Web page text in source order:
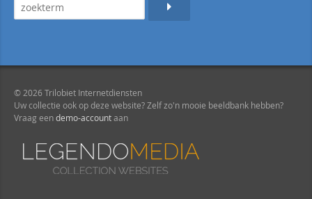
© 2026 Trilobiet Internetdiensten
Uw collectie ook op deze website? Zelf zo'n mooie beeldbank hebben?
Vraag eendemo-accountaan